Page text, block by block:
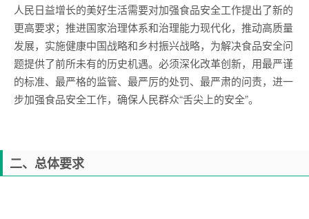
人民日益增长的美好生活需要对加强食品安全工作提出了新的
更高要求；推进国家治理体系和治理能力现代化，推动高质量
发展，实施健康中国战略和乡村振兴战略，为解决食品安全问
题提供了前所未有的历史机遇。必须深化改革创新，用最严谨
的标准、最严格的监管、最严厉的处罚、最严肃的问责，进一
步加强食品安全工作，确保人民群众“舌尖上的安全”。
二、总体要求